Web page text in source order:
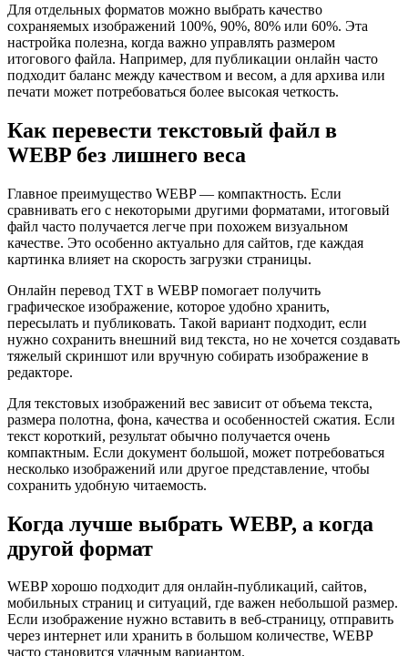
Для отдельных форматов можно выбрать качество
сохраняемых изображений 100%, 90%, 80% или 60%. Эта
настройка полезна, когда важно управлять размером
итогового файла. Например, для публикации онлайн часто
подходит баланс между качеством и весом, а для архива или
печати может потребоваться более высокая четкость.
Как перевести текстовый файл в
WEBP без лишнего веса
Главное преимущество WEBP — компактность. Если
сравнивать его с некоторыми другими форматами, итоговый
файл часто получается легче при похожем визуальном
качестве. Это особенно актуально для сайтов, где каждая
картинка влияет на скорость загрузки страницы.
Онлайн перевод TXT в WEBP помогает получить
графическое изображение, которое удобно хранить,
пересылать и публиковать. Такой вариант подходит, если
нужно сохранить внешний вид текста, но не хочется создавать
тяжелый скриншот или вручную собирать изображение в
редакторе.
Для текстовых изображений вес зависит от объема текста,
размера полотна, фона, качества и особенностей сжатия. Если
текст короткий, результат обычно получается очень
компактным. Если документ большой, может потребоваться
несколько изображений или другое представление, чтобы
сохранить удобную читаемость.
Когда лучше выбрать WEBP, а когда
другой формат
WEBP хорошо подходит для онлайн-публикаций, сайтов,
мобильных страниц и ситуаций, где важен небольшой размер.
Если изображение нужно вставить в веб-страницу, отправить
через интернет или хранить в большом количестве, WEBP
часто становится удачным вариантом.